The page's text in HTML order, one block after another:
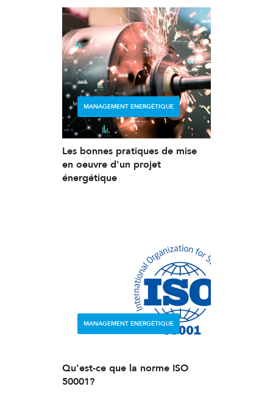
MANAGEMENT ENERGÉTIQUE
Les bonnes pratiques de mise
en oeuvre d'un projet
énergétique
MANAGEMENT ENERGÉTIQUE
Qu'est-ce que la norme ISO
50001?